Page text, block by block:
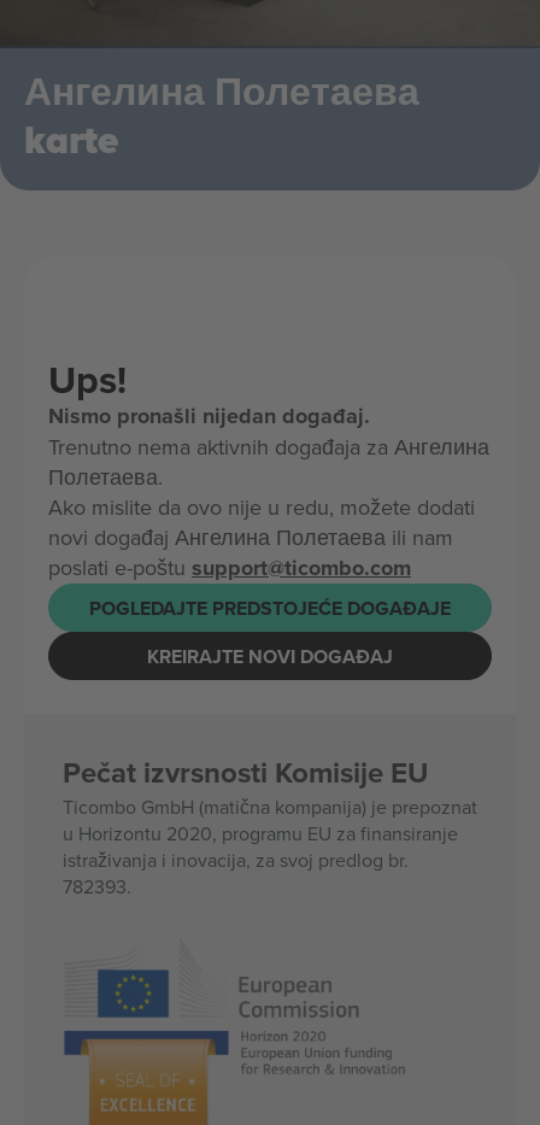
Ангелина Полетаева
karte
Ups!
Nismo pronašli nijedan događaj.
Trenutno nema aktivnih događaja za Ангелина
Полетаева.
Ako mislite da ovo nije u redu, možete dodati
novi događaj Ангелина Полетаева ili nam
poslati e-poštu support@ticombo.com
POGLEDAJTE PREDSTOJEĆE DOGAĐAJE
KREIRAJTE NOVI DOGAĐAJ
Pečat izvrsnosti Komisije EU
Ticombo GmbH (matična kompanija) je prepoznat
u Horizontu 2020, programu EU za finansiranje
istraživanja i inovacija, za svoj predlog br.
782393.